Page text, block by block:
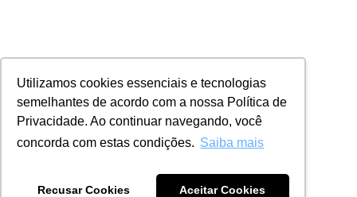
Utilizamos cookies essenciais e tecnologias
semelhantes de acordo com a nossa Política de
Privacidade. Ao continuar navegando, você
concorda com estas condições. Saiba mais
Recusar Cookies Aceitar Cookies